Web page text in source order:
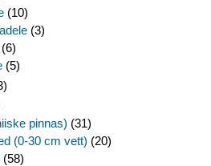
(10)
(3)
(6)
(5)
pinnas) (31)
(0-30 cm vett) (20)
(58)